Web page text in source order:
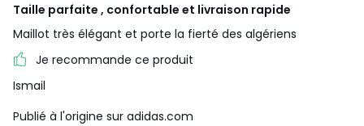
Taille parfaite , confortable et livraison rapide
Maillot très élégant et porte la fierté des algériens
Je recommande ce produit
Ismail
Publié à l'origine sur adidas.com